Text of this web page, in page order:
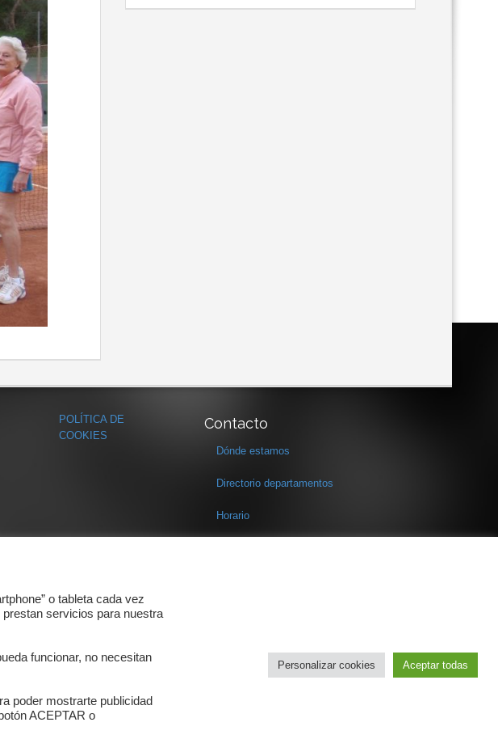
POLÍTICA DE
COOKIES
Contacto
Dónde estamos
Directorio departamentos
Horario
o tableta cada vez
servicios para nuestra
funcionar, no necesitan
poder mostrarte publicidad
ACEPTAR o
Personalizar cookies Aceptar todas